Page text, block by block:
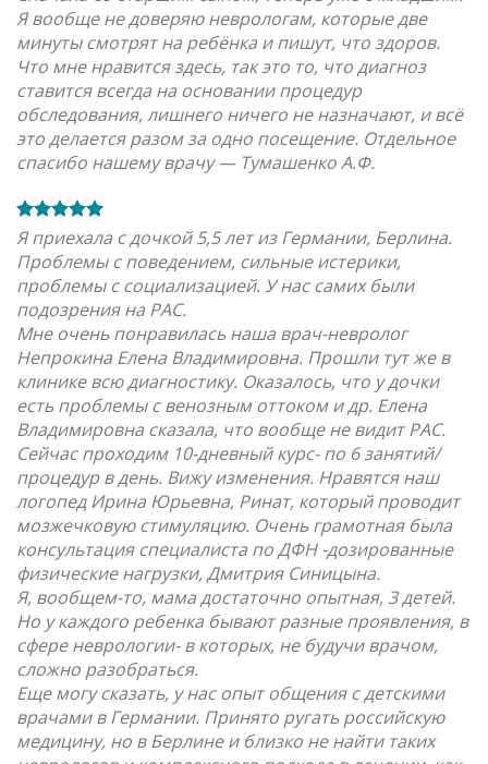
Я вообще не доверяю неврологам, которые две
минуты смотрят на ребёнка и пишут, что здоров.
Что мне нравится здесь, так это то, что диагноз
ставится всегда на основании процедур
обследования, лишнего ничего не назначают, и всё
это делается разом за одно посещение. Отдельное
спасибо нашему врачу — Тумашенко А.Ф.
Я приехала с дочкой 5,5 лет из Германии, Берлина.
Проблемы с поведением, сильные истерики,
проблемы с социализацией. У нас самих были
подозрения на РАС.
Мне очень понравилась наша врач-невролог
Непрокина Елена Владимировна. Прошли тут же в
клинике всю диагностику. Оказалось, что у дочки
есть проблемы с венозным оттоком и др. Елена
Владимировна сказала, что вообще не видит РАС.
Сейчас проходим 10-дневный курс- по 6 занятий/
процедур в день. Вижу изменения. Нравятся наш
логопед Ирина Юрьевна, Ринат, который проводит
мозжечковую стимуляцию. Очень грамотная была
консультация специалиста по ДФН -дозированные
физические нагрузки, Дмитрия Синицына.
Я, вообщем-то, мама достаточно опытная, 3 детей.
Но у каждого ребенка бывают разные проявления, в
сфере неврологии- в которых, не будучи врачом,
сложно разобраться.
Еще могу сказать, у нас опыт общения с детскими
врачами в Германии. Принято ругать российскую
медицину, но в Берлине и близко не найти таких